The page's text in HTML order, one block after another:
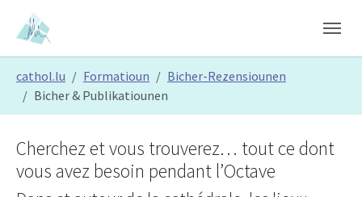
Skip to main content
Skip to page footer
cathol.lu Formatioun
Bicher-Rezensiounen
Bicher & Publikatiounen
Cherchez et vous trouverez… tout ce dont
vous avez besoin pendant l’Octave